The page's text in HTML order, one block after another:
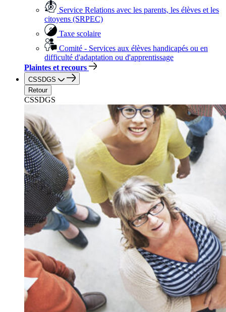
Service Relations avec les parents, les élèves et les
citoyens (SRPEC)
Taxe scolaire
Comité - Services aux élèves handicapés ou en
difficulté d'adaptation ou d'apprentissage
Plaintes et recours
CSSDGS
Retour
CSSDGS